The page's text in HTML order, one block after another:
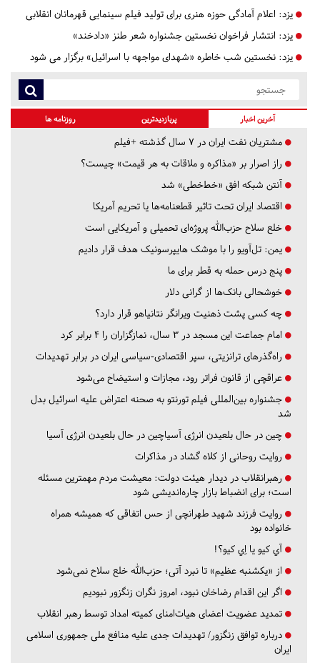
یزد: اعلام آمادگی حوزه هنری برای تولید فیلم سینمایی قهرمانان انقلابی
یزد: انتشار فراخوان نخستین جشنواره شعر طنز «دادخند»
یزد: نخستین شب خاطره «شهدای مواجهه با اسرائیل» برگزار می شود
آخرین اخبار پربازدیدترین روزنامه ها
مشتریان نفت ایران در ۷ سال گذشته +فیلم
راز اصرار بر «مذاکره و ملاقات به هر قیمت» چیست؟
آنتن شبکه افق «خط‌خطی» شد
اقتصاد ایران تحت تاثیر قطعنامه‌ها یا تحریم‌ آمریکا
خلع سلاح حزب‌الله پروژه‌ای تحمیلی و آمریکایی است
یمن: تل‌آویو را با موشک هایپرسونیک هدف قرار دادیم
پنج درس‌ حمله به قطر برای ما
خوشحالی بانک‌ها از گرانی دلار
چه کسی پشت ذهنیت ویرانگر نتانیاهو قرار دارد؟
امام جماعت این مسجد در ۳ سال، نمازگزاران را ۴ برابر کرد
راه‌گذرهای ترانزیتی، سپر اقتصادی-سیاسی ایران در برابر تهدیدات
عراقچی از قانون فراتر رود، مجازات و استیضاح می‌شود
جشنواره بین‌المللی فیلم تورنتو به صحنه اعتراض علیه اسرائیل بدل
شد
چین در حال بلعیدن انرژی آسیاچین در حال بلعیدن انرژی آسیا
روایت روحانی از کلاه گشاد در مذاکرات
رهبرانقلاب در دیدار هیئت دولت: معیشت مردم مهمترین مسئله
است؛ برای انضباط بازار چاره‌اندیشی شود
روایت فرزند شهید طهرانچی از حس اتفاقی که همیشه همراه
خانواده بود
آي كيو يا اِي كيو؟!
از «یکشنبه عظیم» تا نبرد آتی؛ حزب‌الله خلع سلاح نمی‌شود
اگر این اقدام رضاخان نبود، امروز نگران زنگزور نبودیم
تمدید عضویت اعضای هیات‌امنای کمیته امداد توسط رهبر انقلاب
درباره توافق زنگزور/ تهدیدات جدی علیه منافع ملی جمهوری اسلامی
ایران